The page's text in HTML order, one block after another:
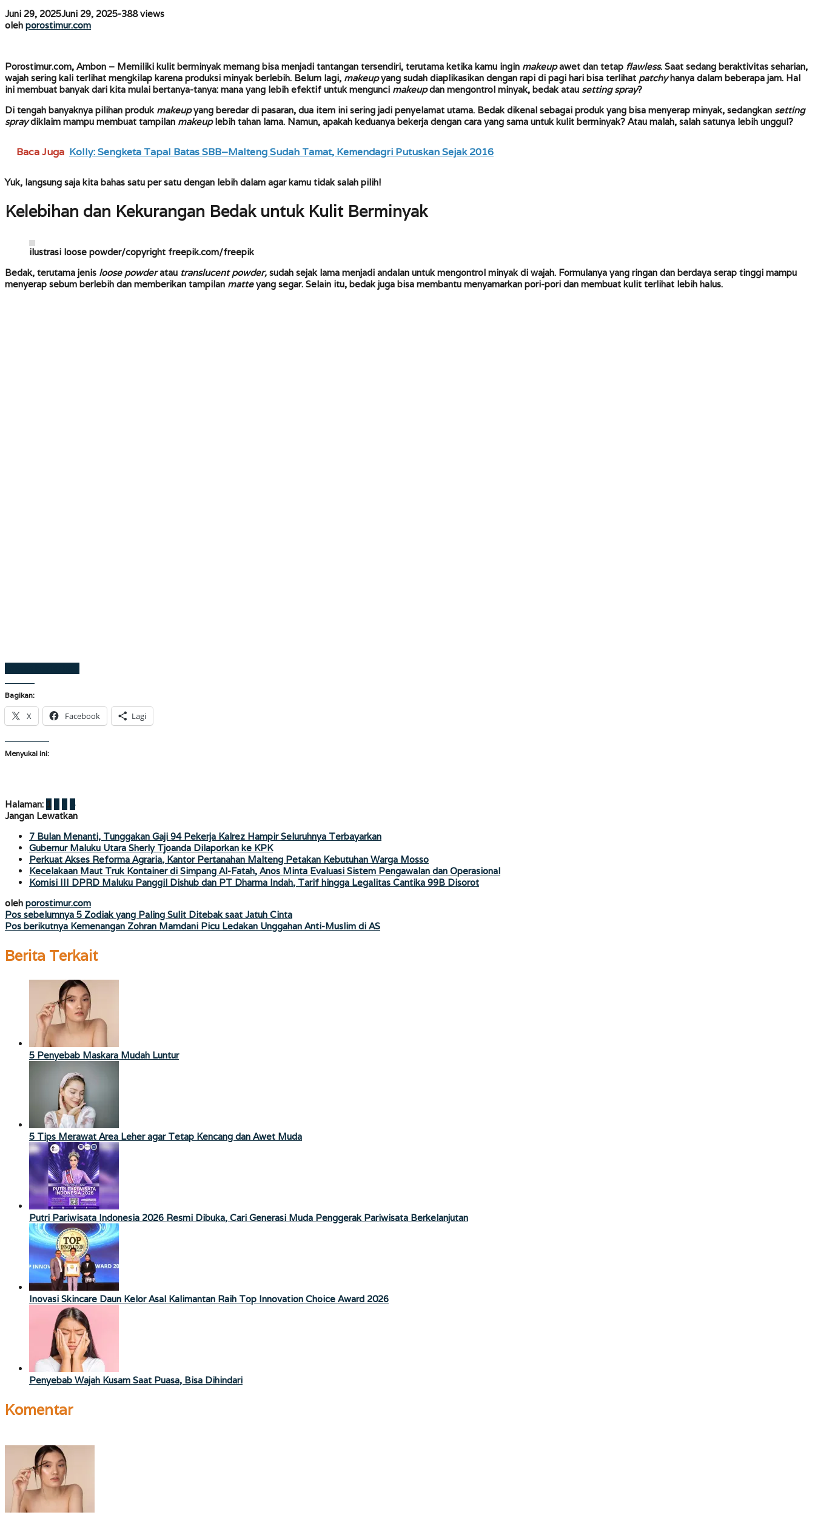
Lebih
Efektif
Juni 29, 2025Juni 29, 2025oleh
-388 views
oleh porostimur.com
Porostimur.com, Ambon – Memiliki kulit berminyak memang bisa menjadi tantangan tersendiri, terutama ketika kamu ingin makeupawet dan tetap flawless. Saat sedang beraktivitas seharian,
wajah sering kali terlihat mengkilap karena produksi minyak berlebih. Belum lagi, makeupyang sudah diaplikasikan dengan rapi di pagi hari bisa terlihat patchyhanya dalam beberapa jam. Hal
ini membuat banyak dari kita mulai bertanya-tanya: mana yang lebih efektif untuk mengunci makeupdan mengontrol minyak, bedak atau setting spray?
Di tengah banyaknya pilihan produk makeupyang beredar di pasaran, dua item ini sering jadi penyelamat utama. Bedak dikenal sebagai produk yang bisa menyerap minyak, sedangkan setting
spraydiklaim mampu membuat tampilan makeuplebih tahan lama. Namun, apakah keduanya bekerja dengan cara yang sama untuk kulit berminyak? Atau malah, salah satunya lebih unggul?
Baca Juga Kolly: Sengketa Tapal Batas SBB–Malteng Sudah Tamat, Kemendagri Putuskan Sejak 2016
Yuk, langsung saja kita bahas satu per satu dengan lebih dalam agar kamu tidak salah pilih!
Kelebihan dan Kekurangan Bedak untuk Kulit Berminyak
ilustrasi loose powder/copyright freepik.com/freepik
Bedak, terutama jenis loose powderatau translucent powder, sudah sejak lama menjadi andalan untuk mengontrol minyak di wajah. Formulanya yang ringan dan berdaya serap tinggi mampu
menyerap sebum berlebih dan memberikan tampilan matteyang segar. Selain itu, bedak juga bisa membantu menyamarkan pori-pori dan membuat kulit terlihat lebih halus.
Bagikan:
X Facebook Lagi
Menyukai ini:
Halaman: 1
Jangan Lewatkan
7 Bulan Menanti, Tunggakan Gaji 94 Pekerja Kalrez Hampir Seluruhnya Terbayarkan
Gubernur Maluku Utara Sherly Tjoanda Dilaporkan ke KPK
Perkuat Akses Reforma Agraria, Kantor Pertanahan Malteng Petakan Kebutuhan Warga Mosso
Kecelakaan Maut Truk Kontainer di Simpang Al-Fatah, Anos Minta Evaluasi Sistem Pengawalan dan Operasional
Komisi III DPRD Maluku Panggil Dishub dan PT Dharma Indah, Tarif hingga Legalitas Cantika 99B Disorot
oleh porostimur.com
Navigasi
Pos sebelumnya 5 Zodiak yang Paling Sulit Ditebak saat Jatuh Cinta
Pos berikutnya Kemenangan Zohran Mamdani Picu Ledakan Unggahan Anti-Muslim di AS
Berita Terkait
5 Penyebab Maskara Mudah Luntur
5 Tips Merawat Area Leher agar Tetap Kencang dan Awet Muda
Putri Pariwisata Indonesia 2026 Resmi Dibuka, Cari Generasi Muda Penggerak Pariwisata Berkelanjutan
Inovasi Skincare Daun Kelor Asal Kalimantan Raih Top Innovation Choice Award 2026
Penyebab Wajah Kusam Saat Puasa, Bisa Dihindari
Komentar